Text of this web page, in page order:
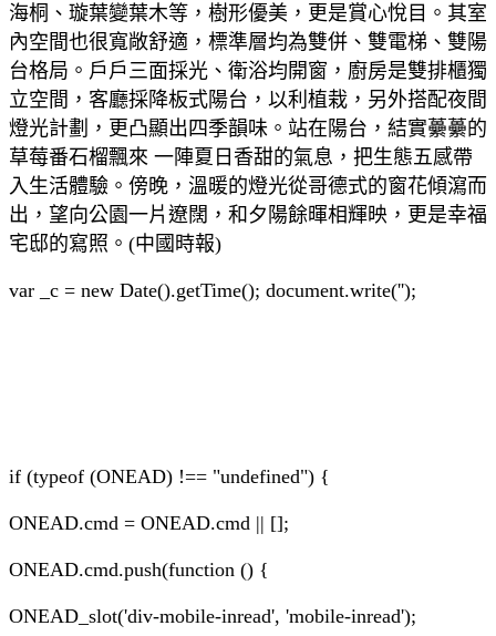
海桐、璇葉變葉木等，樹形優美，更是賞心悅目。其室
內空間也很寬敞舒適，標準層均為雙併、雙電梯、雙陽
台格局。戶戶三面採光、衛浴均開窗，廚房是雙排櫃獨
立空間，客廳採降板式陽台，以利植栽，另外搭配夜間
燈光計劃，更凸顯出四季韻味。站在陽台，結實虆虆的
草莓番石榴飄來 一陣夏日香甜的氣息，把生態五感帶
入生活體驗。傍晚，溫暖的燈光從哥德式的窗花傾瀉而
出，望向公園一片遼闊，和夕陽餘暉相輝映，更是幸福
宅邸的寫照。(中國時報)
var _c = new Date().getTime(); document.write('');
if (typeof (ONEAD) !== "undefined") {
ONEAD.cmd = ONEAD.cmd || [];
ONEAD.cmd.push(function () {
ONEAD_slot('div-mobile-inread', 'mobile-inread');